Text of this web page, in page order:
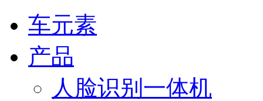
车元素
产品
人脸识别一体机